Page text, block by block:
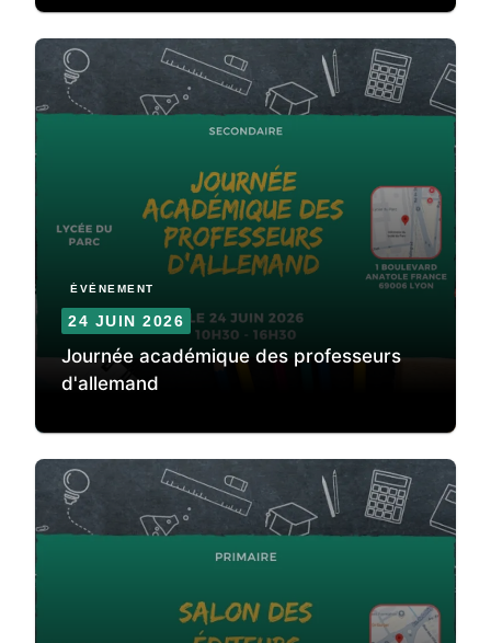
ÉVÈNEMENT
24 JUIN 2026
Journée académique des professeurs
d'allemand